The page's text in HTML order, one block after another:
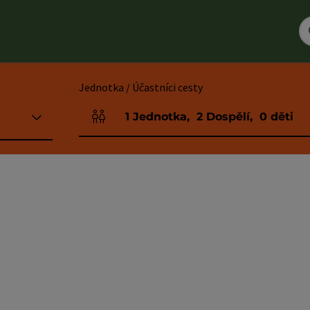
Jednotka / Účastníci cesty
Počet jednotek a polí pro osoby
1 Jednotka, 2 Dospělí, 0 děti